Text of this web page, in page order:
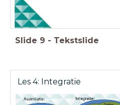
Slide 9 - Tekstslide
Les 4: Integratie